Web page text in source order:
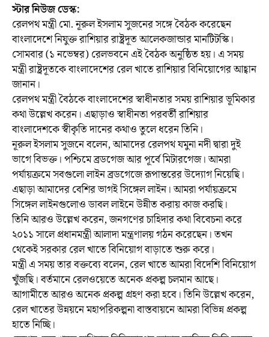
স্টার নিউজ ডেস্ক:
রেলপথ মন্ত্রী মো. নূরুল ইসলাম সুজনের সঙ্গে বৈঠক করেছেন
বাংলাদেশে নিযুক্ত রাশিয়ার রাষ্ট্রদূত আলেকজান্ডার মানটিটস্কি।
সোমবার (১ নভেম্বর) রেলভবনে এই বৈঠক অনুষ্ঠিত হয়। এ সময়
মন্ত্রী রাষ্ট্রদূতকে বাংলাদেশের রেল খাতে রাশিয়ার বিনিয়োগের আহ্বান
জানান।
রেলপথ মন্ত্রী বৈঠকে বাংলাদেশের স্বাধীনতার সময় রাশিয়ার ভূমিকার
কথা উল্লেখ করেন। এছাড়াও স্বাধীনতা পরবর্তী রাশিয়ার
বাংলাদেশকে স্বীকৃতি দানের কথাও তুলে ধরেন তিনি।
নূরুল ইসলাম সুজনে বলেন, আমাদের রেলপথ যমুনা নদী দ্বারা দুই
ভাগে বিভক্ত। পশ্চিমে ব্রডগেজ আর পূর্বে মিটারগেজ। আমরা
পর্যায়ক্রমে সবগুলো লাইন ব্রডগেজে রূপান্তরের উদ্যোগ নিয়েছি।
এছাড়া আমাদের বেশির ভাগই সিঙ্গেল লাইন। আমরা পর্যায়ক্রমে
সিঙ্গেল লাইনগুলোও ডাবল লাইনে উন্নীত করায় কাজ করছি।
তিনি আরও উল্লেখ করেন, জনগণের চাহিদার কথা বিবেচনা করে
২০১১ সালে প্রধানমন্ত্রী আলাদা মন্ত্রণালয় গঠন করেছেন। তখন
থেকেই সরকার রেল খাতে বিনিয়োগ বাড়াতে শুরু করে।
মন্ত্রী এ সময় তার বক্তব্যে বলেন, রেল খাতে আমরা বিদেশি বিনিয়োগ
খুঁজছি। বর্তমানে রেলওয়েতে অনেক প্রকল্প চলমান আছে।
আগামীতে আরও অনেক প্রকল্প গ্রহণ করা হবে। তিনি উল্লেখ করেন,
রেল খাতের উন্নয়নে মহাপরিকল্পনা বাস্তবায়নে আমরা বিভিন্ন প্রকল্প
হাতে নিচ্ছি।